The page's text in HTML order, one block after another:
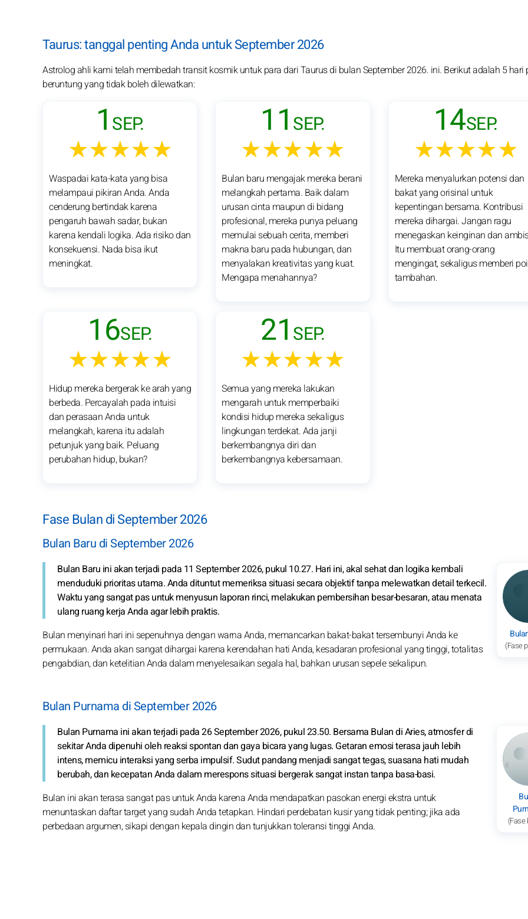
Taurus: tanggal penting Anda untuk September 2026
Astrolog ahli kami telah membedah transit kosmik untuk para dari Taurus di bulan September 2026. ini. Berikut adalah 5 hari
beruntung yang tidak boleh dilewatkan:
1 SEP.
★★★★★
Waspadai kata-kata yang bisa
melampaui pikiran Anda. Anda
cenderung bertindak karena
pengaruh bawah sadar, bukan
karena kendali logika. Ada risiko dan
konsekuensi. Nada bisa ikut
meningkat.
11 SEP.
★★★★★
Bulan baru mengajak mereka berani
melangkah pertama. Baik dalam
urusan cinta maupun di bidang
profesional, mereka punya peluang
memulai sebuah cerita, memberi
makna baru pada hubungan, dan
menyalakan kreativitas yang kuat.
Mengapa menahannya?
14SEP.
★★★★★
Mereka menyalurkan potensi dan
bakat yang orisinal untuk
kepentingan bersama. Kontribusi
mereka dihargai. Jangan ragu
menegaskan keinginan dan
Itu membuat orang-orang
mengingat, sekaligus memberi
tambahan.
16SEP.
★★★★★
Hidup mereka bergerak ke arah yang
berbeda. Percayalah pada intuisi
dan perasaan Anda untuk
melangkah, karena itu adalah
petunjuk yang baik. Peluang
perubahan hidup, bukan?
21 SEP.
★★★★★
Semua yang mereka lakukan
mengarah untuk memperbaiki
kondisi hidup mereka sekaligus
lingkungan terdekat. Ada janji
berkembangnya diri dan
berkembangnya kebersamaan.
Fase Bulan di September 2026
Bulan Baru di September 2026
(Fase
Bulan Baru ini akan terjadi pada 11 September 2026, pukul 10.27. Hari ini, akal sehat dan logika kembali
menduduki prioritas utama. Anda dituntut memeriksa situasi secara objektif tanpa melewatkan detail terkecil.
Waktu yang sangat pas untuk menyusun laporan rinci, melakukan pembersihan besar-besaran, atau menata
ulang ruang kerja Anda agar lebih praktis.
Bulan menyinari hari ini sepenuhnya dengan warna Anda, memancarkan bakat-bakat tersembunyi Anda ke
permukaan. Anda akan sangat dihargai karena kerendahan hati Anda, kesadaran profesional yang tinggi, totalitas
pengabdian, dan ketelitian Anda dalam menyelesaikan segala hal, bahkan urusan sepele sekalipun.
Bulan Purnama di September 2026
(Fase
Bulan Purnama ini akan terjadi pada 26 September 2026, pukul 23.50. Bersama Bulan di Aries, atmosfer di
sekitar Anda dipenuhi oleh reaksi spontan dan gaya bicara yang lugas. Getaran emosi terasa jauh lebih
intens, memicu interaksi yang serba impulsif. Sudut pandang menjadi sangat tegas, suasana hati mudah
berubah, dan kecepatan Anda dalam merespons situasi bergerak sangat instan tanpa basa-basi.
Bulan ini akan terasa sangat pas untuk Anda karena Anda mendapatkan pasokan energi ekstra untuk
menuntaskan daftar target yang sudah Anda tetapkan. Hindari perdebatan kusir yang tidak penting; jika ada
perbedaan argumen, sikapi dengan kepala dingin dan tunjukkan toleransi tinggi Anda.